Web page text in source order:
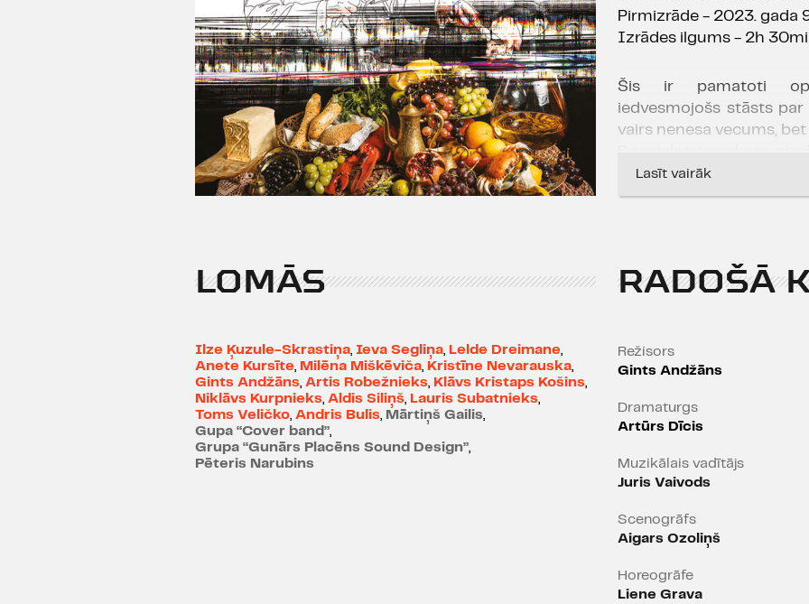
Pirmizrāde - 2023. gada
Izrādes ilgums - 2h
Šis ir pamatoti
iedvesmojošs stāsts
vairs nenesa vecums,
Cenas rāvās debesīs
mākslīgais intelekts
aktieri uzturēt formā ir
kādu universālu
GupaCover band:
Annija Briška – flauta,
Beāte Meirāne –
Āris Pickainis – gitāra
Rihards Jakuško –
GrupaGunārs Placēns
Artūrs Gruzdiņš – balss
Kristaps Taburs – ģitāra
Didzis Herberts Cielava
Lasīt vairāk
LOMĀS
Ilze Ķuzule-Skrastiņa, Ieva Segliņa, Lelde Dreimane,
Anete Kursīte, Milēna Miškēviča, Kristīne Nevarauska,
Gints Andžāns, Artis Robežnieks, Klāvs Kristaps Košins,
Niklāvs Kurpnieks, Aldis Siliņš, Lauris Subatnieks,
Toms Veličko, Andris Bulis, Mārtiņš Gailis,
Gupa “Cover band”,
Grupa “Gunārs Placēns Sound Design”,
Pēteris Narubins
RADOŠĀ
Režisors
Gints Andžāns
Dramaturgs
Artūrs Dīcis
Muzikālais vadītājs
Juris Vaivods
Scenogrāfs
Aigars Ozoliņš
Horeogrāfe
Liene Grava